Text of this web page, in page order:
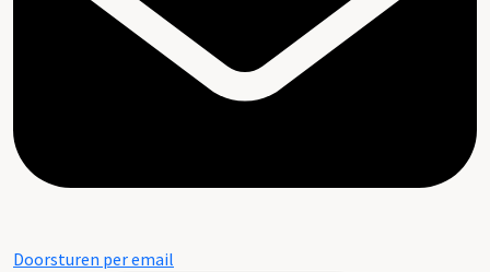
Doorsturen per email